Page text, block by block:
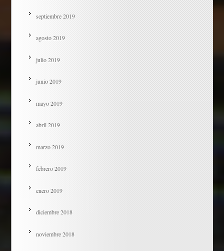
septiembre 2019
agosto 2019
julio 2019
junio 2019
mayo 2019
abril 2019
marzo 2019
febrero 2019
enero 2019
diciembre 2018
noviembre 2018